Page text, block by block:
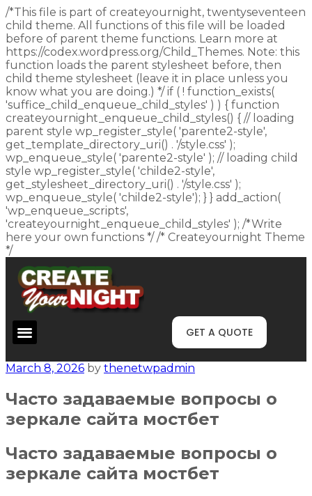
/*This file is part of createyournight, twentyseventeen
child theme. All functions of this file will be loaded
before of parent theme functions. Learn more at
https://codex.wordpress.org/Child_Themes. Note: this
function loads the parent stylesheet before, then
child theme stylesheet (leave it in place unless you
know what you are doing.) */ if ( ! function_exists(
'suffice_child_enqueue_child_styles' ) ) { function
createyournight_enqueue_child_styles() { // loading
parent style wp_register_style( 'parente2-style',
get_template_directory_uri() . '/style.css' );
wp_enqueue_style( 'parente2-style' ); // loading child
style wp_register_style( 'childe2-style',
get_stylesheet_directory_uri() . '/style.css' );
wp_enqueue_style( 'childe2-style'); } } add_action(
'wp_enqueue_scripts',
'createyournight_enqueue_child_styles' ); /*Write
here your own functions */ /* Createyournight Theme
*/
GET A QUOTE
March 8, 2026 by thenetwpadmin
Часто задаваемые вопросы о
зеркале сайта мостбет
Часто задаваемые вопросы о
зеркале сайта мостбет